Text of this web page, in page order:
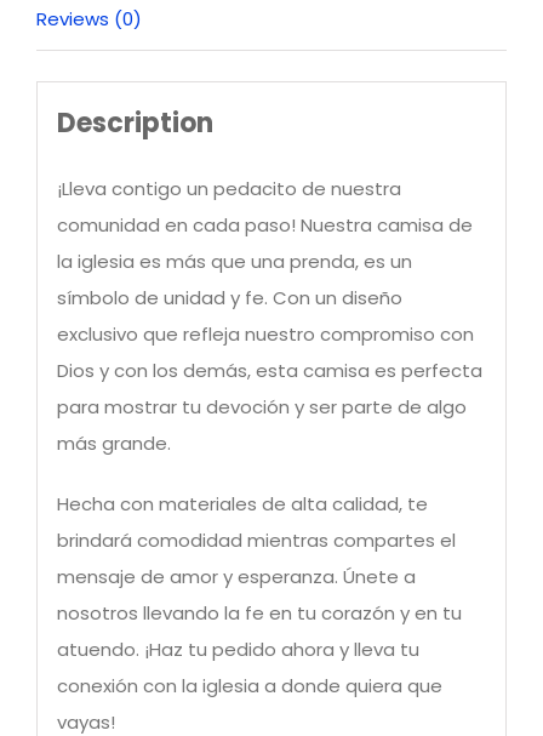
Reviews (0)
Description
¡Lleva contigo un pedacito de nuestra
comunidad en cada paso! Nuestra camisa de
la iglesia es más que una prenda, es un
símbolo de unidad y fe. Con un diseño
exclusivo que refleja nuestro compromiso con
Dios y con los demás, esta camisa es perfecta
para mostrar tu devoción y ser parte de algo
más grande.
Hecha con materiales de alta calidad, te
brindará comodidad mientras compartes el
mensaje de amor y esperanza. Únete a
nosotros llevando la fe en tu corazón y en tu
atuendo. ¡Haz tu pedido ahora y lleva tu
conexión con la iglesia a donde quiera que
vayas!